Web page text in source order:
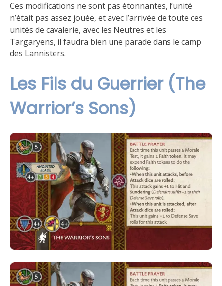
Ces modifications ne sont pas étonnantes, l’unité
n’était pas assez jouée, et avec l’arrivée de toute ces
unités de cavalerie, avec les Neutres et les
Targaryens, il faudra bien une parade dans le camp
des Lannisters.
Les Fils du Guerrier (The
Warrior’s Sons)